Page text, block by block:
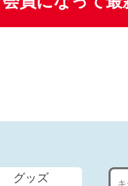
グッズ